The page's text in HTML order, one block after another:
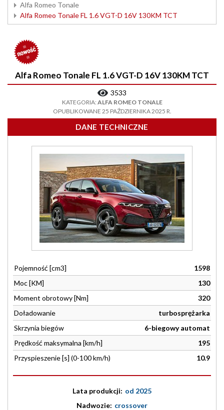
Alfa Romeo Tonale
Alfa Romeo Tonale FL 1.6 VGT-D 16V 130KM TCT
Alfa Romeo Tonale FL 1.6 VGT-D 16V 130KM TCT
3533
KATEGORIA: ALFA ROMEO TONALE
OPUBLIKOWANE 25 PAŹDZIERNIKA 2025 R.
DANE TECHNICZNE
Pojemność [cm3]
1598
Moc [KM]
130
Moment obrotowy [Nm]
320
Doładowanie
turbosprężarka
Skrzynia biegów
6-biegowy automat
Prędkość maksymalna [km/h]
195
Przyspieszenie [s] (0-100 km/h)
10.9
Lata produkcji: od 2025
Nadwozie: crossover